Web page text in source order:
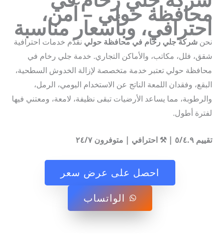
حولي – آمن،
وبأسعار مناسبة
شركة جلي رخام في محافظة حولينقدّم خدمات احترافية
فلل، مكاتب، والأماكن التجاري. خدمة جلي رخام في
حولي تعتبر خدمة متخصصة لإزالة الخدوش السطحية،
وفقدان اللمعة الناتج عن الاستخدام اليومي، الرمل،
مما يساعد الأرضيات تبقى نظيفة، لامعة، ومعتني فيها
أطول.
| متوفرون ٢٤/٧
احصل على عرض سعر
الواتساب